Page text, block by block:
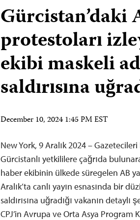
Gürcistan’daki
protestoları
ekibi maskeli
saldırısına
December 10, 2024 1:45 PM EST
New York, 9 Aralık 2024 –
Gürcistanlı yetkililere çağrıda
haber ekibinin ülkede süregelen AB
Aralık’ta canlı yayın esnasında bir
saldırısına uğradığı vakanın detaylı
CPJ’in Avrupa ve Orta Asya